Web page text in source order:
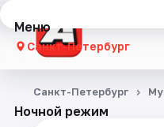
Меню
Санкт-Петербург
Концерты
Ночной режим
Санкт-Петербург